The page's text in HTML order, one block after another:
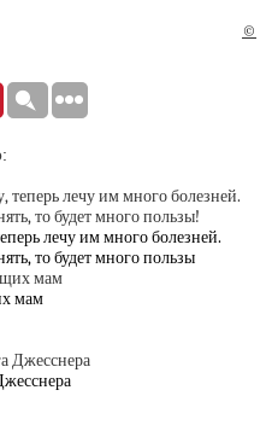
©
лечу им много болезней.
то будет много пользы
мам